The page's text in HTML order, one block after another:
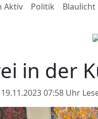
Aktiv Politik Blaulicht
in der
07:58 Uhr